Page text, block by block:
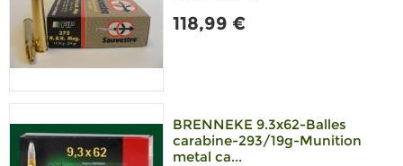
118,99 €
BRENNEKE 9.3x62-Balles
carabine-293/19g-Munition
metal ca...